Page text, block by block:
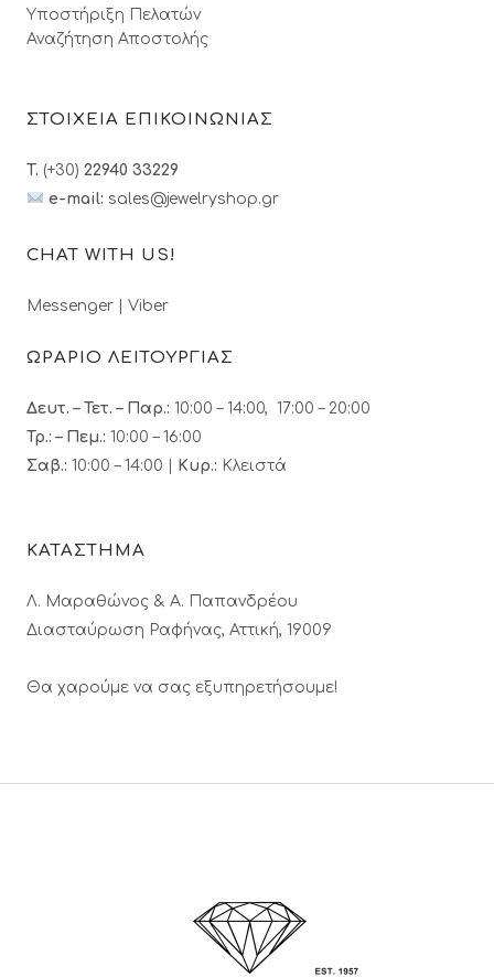
Υποστήριξη Πελατών
Αναζήτηση Αποστολής
ΣΤΟΙΧΕΙΑ ΕΠΙΚΟΙΝΩΝΙΑΣ
T. (+30) 22940 33229
e-mail: sales@jewelryshop.gr
CHAT WITH US!
Messenger Viber
ΩΡΑΡΙΟ ΛΕΙΤΟΥΡΓΙΑΣ
Δευτ. – Τετ. – Παρ.: 10:00 – 14:00, 17:00 – 20:00
Τρ.: – Πεμ.: 10:00 – 16:00
Σαβ.: 10:00 – 14:00 | Κυρ.: Κλειστά
ΚΑΤΑΣΤΗΜΑ
Λ. Μαραθώνος & A. Παπανδρέου
Διασταύρωση Ραφήνας, Αττική, 19009
Θα χαρούμε να σας εξυπηρετήσουμε!